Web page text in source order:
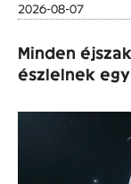
2026-08-07
Minden
észlelnek